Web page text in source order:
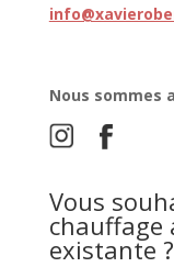
Nous sommes
Vous
chauffage
existante ?